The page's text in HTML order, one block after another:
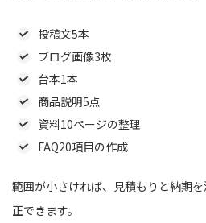
投稿文5本
ブログ画像3枚
台本1本
商品説明5点
資料10ページの整理
FAQ20項目の作成
範囲が小さければ、見積もりと納期
正できます。